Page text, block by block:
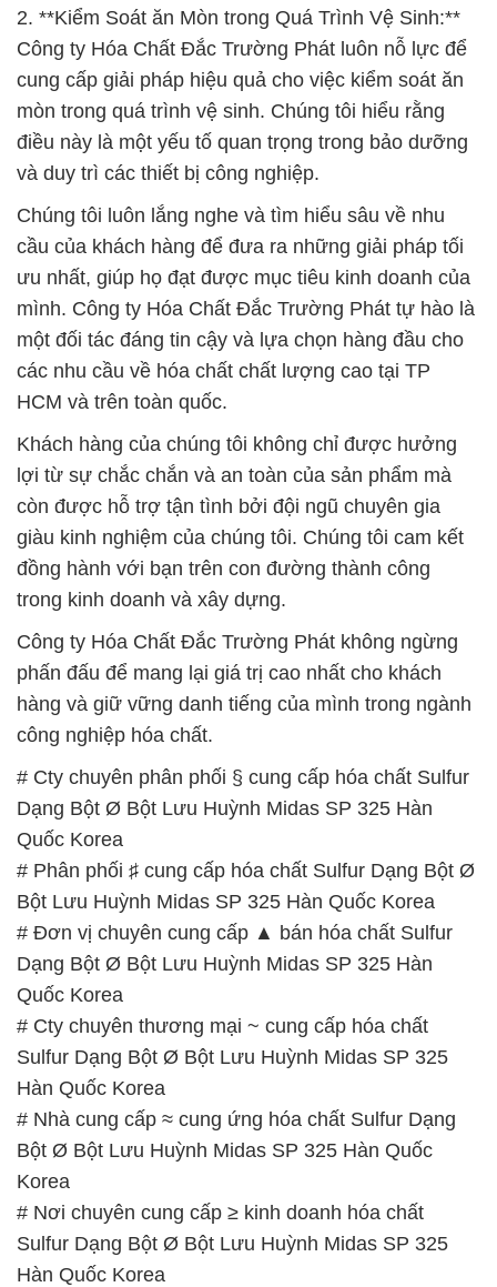
2. **Kiểm Soát ăn Mòn trong Quá Trình Vệ Sinh:**
Công ty Hóa Chất Đắc Trường Phát luôn nỗ lực để
cung cấp giải pháp hiệu quả cho việc kiểm soát ăn
mòn trong quá trình vệ sinh. Chúng tôi hiểu rằng
điều này là một yếu tố quan trọng trong bảo dưỡng
và duy trì các thiết bị công nghiệp.
Chúng tôi luôn lắng nghe và tìm hiểu sâu về nhu
cầu của khách hàng để đưa ra những giải pháp tối
ưu nhất, giúp họ đạt được mục tiêu kinh doanh của
mình. Công ty Hóa Chất Đắc Trường Phát tự hào là
một đối tác đáng tin cậy và lựa chọn hàng đầu cho
các nhu cầu về hóa chất chất lượng cao tại TP
HCM và trên toàn quốc.
Khách hàng của chúng tôi không chỉ được hưởng
lợi từ sự chắc chắn và an toàn của sản phẩm mà
còn được hỗ trợ tận tình bởi đội ngũ chuyên gia
giàu kinh nghiệm của chúng tôi. Chúng tôi cam kết
đồng hành với bạn trên con đường thành công
trong kinh doanh và xây dựng.
Công ty Hóa Chất Đắc Trường Phát không ngừng
phấn đấu để mang lại giá trị cao nhất cho khách
hàng và giữ vững danh tiếng của mình trong ngành
công nghiệp hóa chất.
# Cty chuyên phân phối § cung cấp hóa chất Sulfur
Dạng Bột Ø Bột Lưu Huỳnh Midas SP 325 Hàn
Quốc Korea
# Phân phối ♯ cung cấp hóa chất Sulfur Dạng Bột Ø
Bột Lưu Huỳnh Midas SP 325 Hàn Quốc Korea
# Đơn vị chuyên cung cấp ▲ bán hóa chất Sulfur
Dạng Bột Ø Bột Lưu Huỳnh Midas SP 325 Hàn
Quốc Korea
# Cty chuyên thương mại ~ cung cấp hóa chất
Sulfur Dạng Bột Ø Bột Lưu Huỳnh Midas SP 325
Hàn Quốc Korea
# Nhà cung cấp ≈ cung ứng hóa chất Sulfur Dạng
Bột Ø Bột Lưu Huỳnh Midas SP 325 Hàn Quốc
Korea
# Nơi chuyên cung cấp ≥ kinh doanh hóa chất
Sulfur Dạng Bột Ø Bột Lưu Huỳnh Midas SP 325
Hàn Quốc Korea